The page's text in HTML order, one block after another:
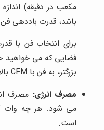
باشد، قدرت باددهی
برای انتخاب فن با
فضایی که می خواهید
بزرگتر، به فن با CFM بالاتری نیاز دارید.
مصرف انرژی: مصرف
می شود. هر چه وات
است.